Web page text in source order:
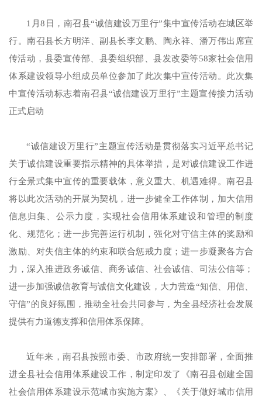
1月8日，南召县“诚信建设万里行”集中宣传活动在城区举
行。南召县长方明洋、副县长李文鹏、陶永祥、潘万伟出席宣
传活动，县委宣传部、县委组织部、县发改委等58家社会信用
体系建设领导小组成员单位参加了此次集中宣传活动。此次集
中宣传活动标志着南召县“诚信建设万里行”主题宣传接力活动
正式启动
“诚信建设万里行”主题宣传活动是贯彻落实习近平总书记
关于诚信建设重要指示精神的具体举措，是对诚信建设工作进
行全景式集中宣传的重要载体，意义重大、机遇难得。南召县
将以此次活动的开展为契机，进一步健全工作体制，加大信用
信息归集、公示力度，实现社会信用体系建设和管理的制度
化、规范化；进一步完善运行机制，强化对守信主体的奖励和
激励、对失信主体的约束和联合惩戒力度；进一步凝聚各方合
力，深入推进政务诚信、商务诚信、社会诚信、司法公信等；
进一步加强诚信教育与诚信文化建设，大力营造“知信、用信、
守信”的良好氛围，推动全社会共同参与，为全县经济社会发展
提供有力道德支撑和信用体系保障。
近年来，南召县按照市委、市政府统一安排部署，全面推
进全县社会信用体系建设工作，制定印发了《南召县创建全国
社会信用体系建设示范城市实施方案》、《关于做好城市信用